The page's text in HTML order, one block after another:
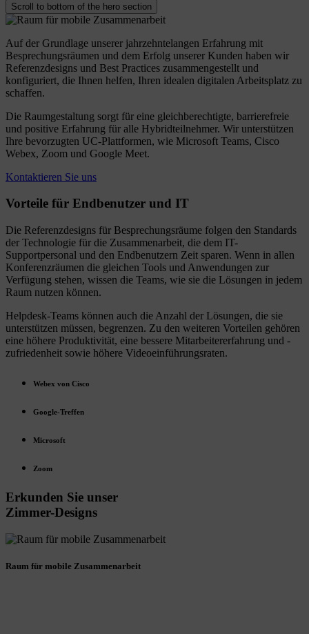
Scroll to bottom of the hero section
Auf der Grundlage unserer jahrzehntelangen Erfahrung mit
Besprechungsräumen und dem Erfolg unserer Kunden haben wir
Referenzdesigns und Best Practices zusammengestellt und
konfiguriert, die Ihnen helfen, Ihren idealen digitalen Arbeitsplatz zu
schaffen.
Die Raumgestaltung sorgt für eine gleichberechtigte, barrierefreie
und positive Erfahrung für alle Hybridteilnehmer. Wir unterstützen
Ihre bevorzugten UC-Plattformen, wie Microsoft Teams, Cisco
Webex, Zoom und Google Meet.
Kontaktieren Sie uns
Vorteile für Endbenutzer und IT
Die Referenzdesigns für Besprechungsräume folgen den Standards
der Technologie für die Zusammenarbeit, die dem IT-
Supportpersonal und den Endbenutzern Zeit sparen. Wenn in allen
Konferenzräumen die gleichen Tools und Anwendungen zur
Verfügung stehen, wissen die Teams, wie sie die Lösungen in jedem
Raum nutzen können.
Helpdesk-Teams können auch die Anzahl der Lösungen, die sie
unterstützen müssen, begrenzen. Zu den weiteren Vorteilen gehören
eine höhere Produktivität, eine bessere Mitarbeitererfahrung und -
zufriedenheit sowie höhere Videoeinführungsraten.
Webex von Cisco
Google-Treffen
Microsoft
Zoom
Erkunden Sie unser
Zimmer-Designs
Raum für mobile Zusammenarbeit